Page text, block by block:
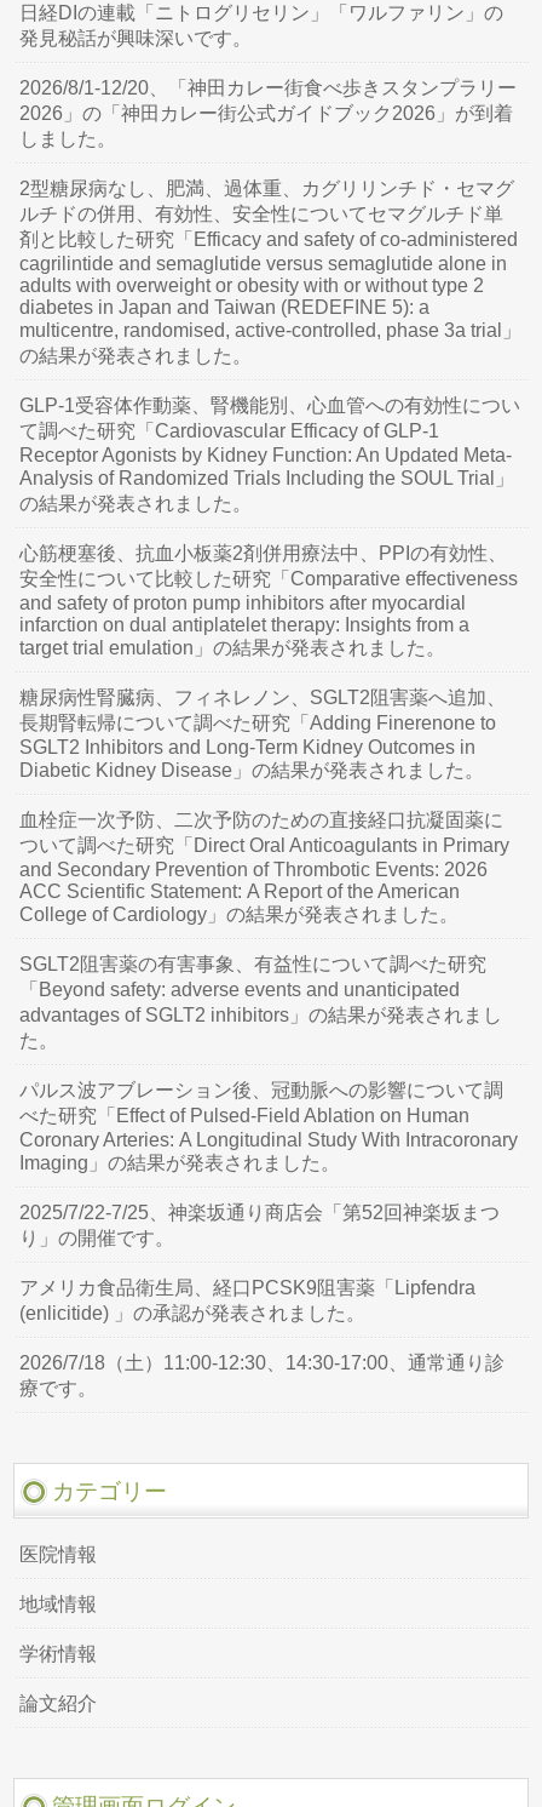
日経DIの連載「ニトログリセリン」「ワルファリン」の
発見秘話が興味深いです。
2026/8/1-12/20、「神田カレー街食べ歩きスタンプラリー
2026」の「神田カレー街公式ガイドブック2026」が到着
しました。
2型糖尿病なし、肥満、過体重、カグリリンチド・セマグ
ルチドの併用、有効性、安全性についてセマグルチド単
剤と比較した研究「Efficacy and safety of co-administered
cagrilintide and semaglutide versus semaglutide alone in
adults with overweight or obesity with or without type 2
diabetes in Japan and Taiwan (REDEFINE 5): a
multicentre, randomised, active-controlled, phase 3a trial」
の結果が発表されました。
GLP-1受容体作動薬、腎機能別、心血管への有効性につい
て調べた研究「Cardiovascular Efficacy of GLP-1
Receptor Agonists by Kidney Function: An Updated Meta-
Analysis of Randomized Trials Including the SOUL Trial」
の結果が発表されました。
心筋梗塞後、抗血小板薬2剤併用療法中、PPIの有効性、
安全性について比較した研究「Comparative effectiveness
and safety of proton pump inhibitors after myocardial
infarction on dual antiplatelet therapy: Insights from a
target trial emulation」の結果が発表されました。
糖尿病性腎臓病、フィネレノン、SGLT2阻害薬へ追加、
長期腎転帰について調べた研究「Adding Finerenone to
SGLT2 Inhibitors and Long-Term Kidney Outcomes in
Diabetic Kidney Disease」の結果が発表されました。
血栓症一次予防、二次予防のための直接経口抗凝固薬に
ついて調べた研究「Direct Oral Anticoagulants in Primary
and Secondary Prevention of Thrombotic Events: 2026
ACC Scientific Statement: A Report of the American
College of Cardiology」の結果が発表されました。
SGLT2阻害薬の有害事象、有益性について調べた研究
「Beyond safety: adverse events and unanticipated
advantages of SGLT2 inhibitors」の結果が発表されまし
た。
パルス波アブレーション後、冠動脈への影響について調
べた研究「Effect of Pulsed-Field Ablation on Human
Coronary Arteries: A Longitudinal Study With Intracoronary
Imaging」の結果が発表されました。
2025/7/22-7/25、神楽坂通り商店会「第52回神楽坂まつ
り」の開催です。
アメリカ食品衛生局、経口PCSK9阻害薬「Lipfendra
(enlicitide) 」の承認が発表されました。
2026/7/18（土）11:00-12:30、14:30-17:00、通常通り診
療です。
カテゴリー
医院情報
地域情報
学術情報
論文紹介